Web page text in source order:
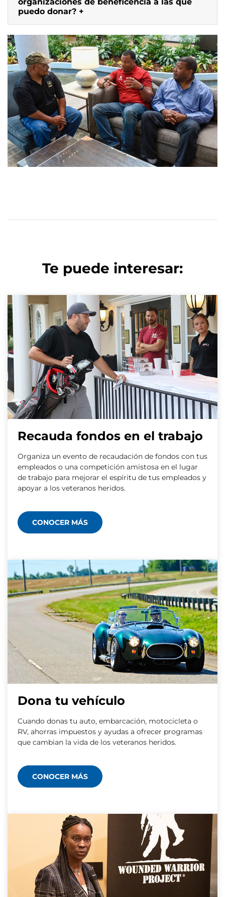
organizaciones de beneficencia a las que
puedo donar?
Te puede interesar:
Recauda fondos en el trabajo
Organiza un evento de recaudación de fondos con tus
empleados o una competición amistosa en el lugar
de trabajo para mejorar el espíritu de tus empleados y
apoyar a los veteranos heridos.
CONOCER MÁS
Dona tu vehículo
Cuando donas tu auto, embarcación, motocicleta o
RV, ahorras impuestos y ayudas a ofrecer programas
que cambian la vida de los veteranos heridos.
CONOCER MÁS